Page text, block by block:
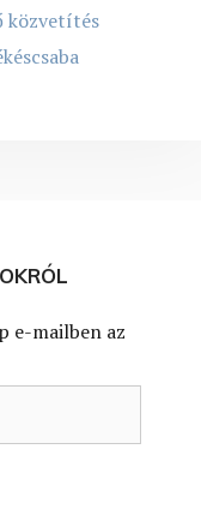
közvetítés
e-mailben az